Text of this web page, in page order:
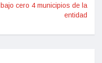
cero 4 municipios de la
entidad